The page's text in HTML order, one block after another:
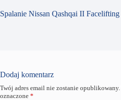
Spalanie Nissan Qashqai II Facelifting
Dodaj komentarz
Twój adres email nie zostanie opublikowany.
oznaczone *